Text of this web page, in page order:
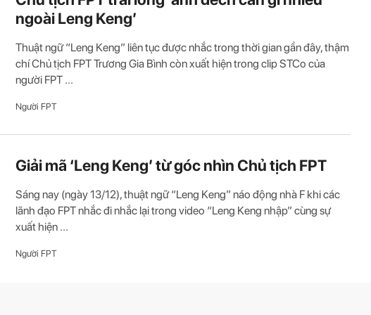
ngoài Leng Keng’
Thuật ngữ “Leng Keng” liên tục được nhắc trong thời gian gần đây, thậm
chí Chủ tịch FPT Trương Gia Bình còn xuất hiện trong clip STCo của
người FPT ...
Người FPT
Giải mã ‘Leng Keng’ từ góc nhìn Chủ tịch FPT
Sáng nay (ngày 13/12), thuật ngữ “Leng Keng” náo động nhà F khi các
lãnh đạo FPT nhắc đi nhắc lại trong video “Leng Keng nhập” cùng sự
xuất hiện ...
Người FPT